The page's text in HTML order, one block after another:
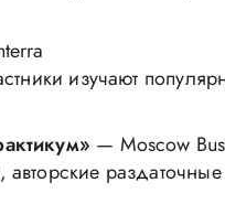
изучают
— Moscow